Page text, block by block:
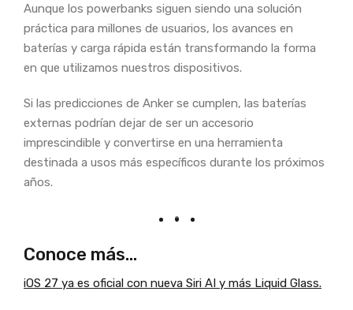
Aunque los powerbanks siguen siendo una solución
práctica para millones de usuarios, los avances en
baterías y carga rápida están transformando la forma
en que utilizamos nuestros dispositivos.
Si las predicciones de Anker se cumplen, las baterías
externas podrían dejar de ser un accesorio
imprescindible y convertirse en una herramienta
destinada a usos más específicos durante los próximos
años.
Conoce más…
iOS 27 ya es oficial con nueva Siri AI y más Liquid Glass.